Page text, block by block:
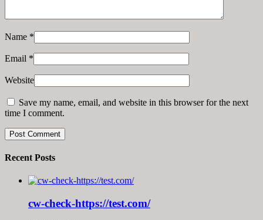
Name *
Email *
Website
Save my name, email, and website in this browser for the next
time I comment.
Recent Posts
cw-check-https://test.com/